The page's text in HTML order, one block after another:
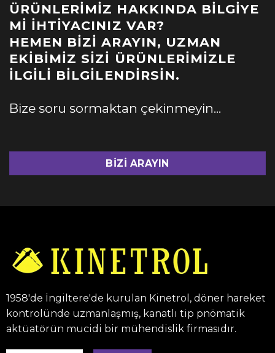
ÜRÜNLERIMIZ HAKKINDA BILGIYE
MI İHTIYACINIZ VAR?
HEMEN BIZI ARAYIN, UZMAN
EKIBIMIZ SIZI ÜRÜNLERIMIZLE
İLGILI BILGILENDIRSIN.
Bize soru sormaktan çekinmeyin...
BIZI ARAYIN
1958'de İngiltere'de kurulan Kinetrol, döner hareket
kontrolünde uzmanlaşmış, kanatlı tip pnömatik
aktüatörün mucidi bir mühendislik firmasıdır.